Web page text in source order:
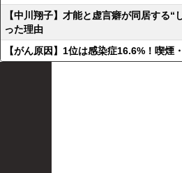
【中川翔子】才能と虚言癖が同居する
った理由
【がん原因】1位は感染症16.6%！喫煙